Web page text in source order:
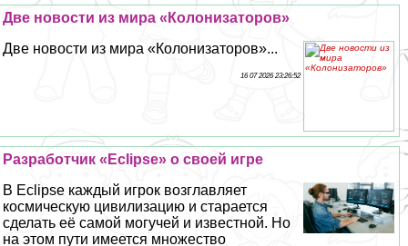
Две новости из мира «Колонизаторов»
Две новости из мира «Колонизаторов»...
16 07 2026 23:26:52
Разработчик «Eclipse» о своей игре
В Eclipse каждый игрок возглавляет
космическую цивилизацию и старается
сделать её самой могучей и известной. Но
на этом пути имеется множество